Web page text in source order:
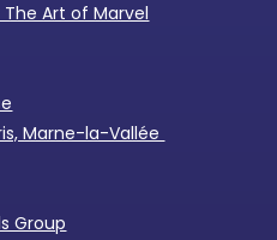
The Art of Marvel
Marne-la-Vallée
Group